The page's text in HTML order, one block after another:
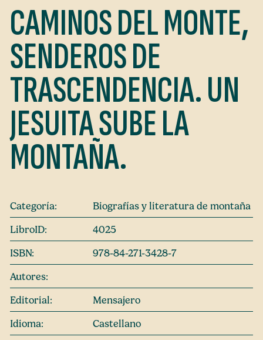
CAMINOS DEL MONTE,
SENDEROS DE
TRASCENDENCIA. UN
JESUITA SUBE LA
MONTAÑA.
Categoría:
Biografías y literatura de montaña
LibroID:
4025
ISBN:
978-84-271-3428-7
Autores:
Editorial:
Mensajero
Idioma:
Castellano